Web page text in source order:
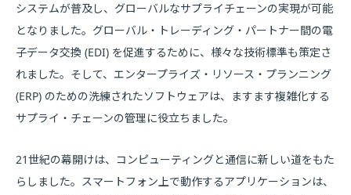
システムが普及し、グローバルなサプライチェーンの実現が可能
となりました。グローバル・トレーディング・パートナー間の電
子データ交換 (EDI) を促進するために、様々な技術標準も策定さ
れました。そして、エンタープライズ・リソース・プランニング
(ERP) のための洗練されたソフトウェアは、ますます複雑化する
サプライ・チェーンの管理に役立ちました。
21世紀の幕開けは、コンピューティングと通信に新しい道をもた
らしました。スマートフォン上で動作するアプリケーションは、